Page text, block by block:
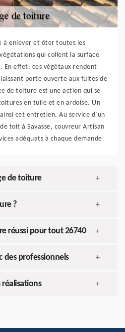
à enlever et ôter toutes les
qui collent la surface
En effet, ces végétaux rendent
porte ouverte aux fuites de
de toiture est une action qui se
en tuile et en ardoise. Un
cet entretien. Au service d’un
toit à Savasse, couvreur Artisan
adéquats à chaque demande.
de toiture +
? +
réussi pour tout 26740 +
des professionnels +
+